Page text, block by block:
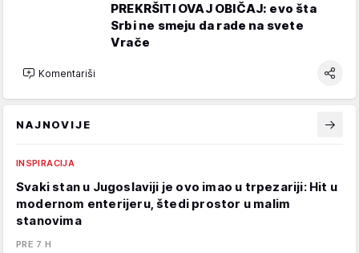
PREKRŠITI OVAJ OBIČAJ: evo šta
Srbi ne smeju da rade na svete
Vrače
Komentariši
NAJNOVIJE
INSPIRACIJA
Svaki stan u Jugoslaviji je ovo imao u trpezariji: Hit u
modernom enterijeru, štedi prostor u malim
stanovima
PRE 7 H